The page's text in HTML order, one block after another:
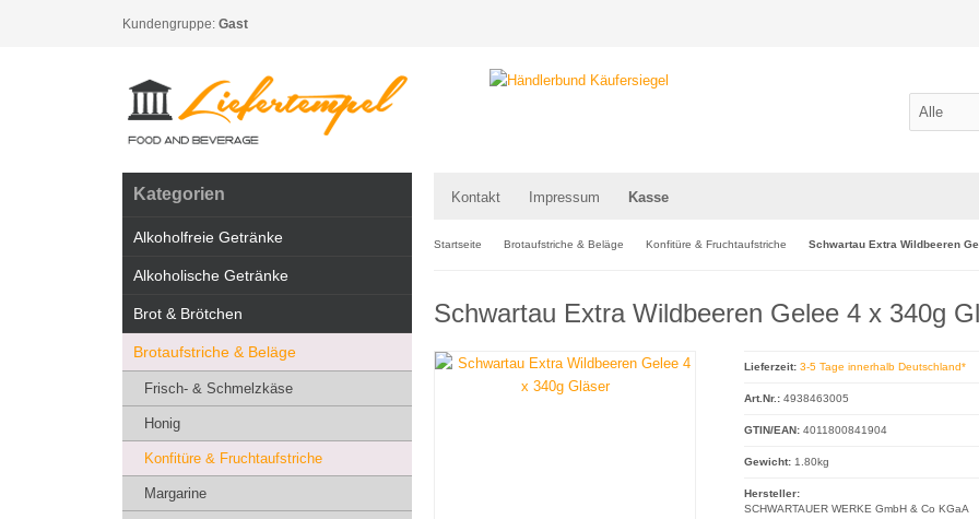
Kundengruppe: Gast
Kontakt Impressum Kasse
Startseite Brotaufstriche & Beläge Konfitüre & Fruchtaufstriche Schwartau Extra Wildbeeren
Schwartau Extra Wildbeeren Gelee 4 x 340g
Lieferzeit: 3-5 Tage innerhalb Deutschland*
Art.Nr.: 4938463005
GTIN/EAN: 4011800841904
Gewicht:1.80kg
Hersteller:
SCHWARTAUER WERKE GmbH & Co KGaA
Kategorien
Alkoholfreie Getränke
Alkoholische Getränke
Brot & Brötchen
Brotaufstriche & Beläge
Frisch- & Schmelzkäse
Honig
Konfitüre & Fruchtaufstriche
Margarine